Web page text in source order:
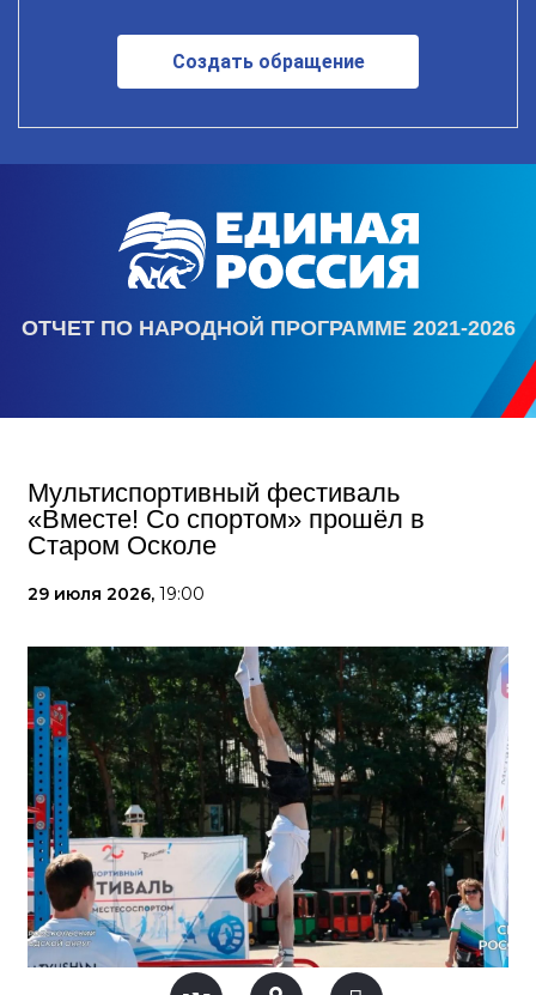
Создать обращение
ОТЧЕТ ПО НАРОДНОЙ ПРОГРАММЕ 2021-2026
Мультиспортивный фестиваль
«Вместе! Со спортом» прошёл в
Старом Осколе
29 июля 2026, 19:00